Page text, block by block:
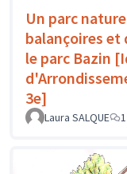
Un parc
balançoires et
le parc Bazin
3e]
Laura SALQUE 1